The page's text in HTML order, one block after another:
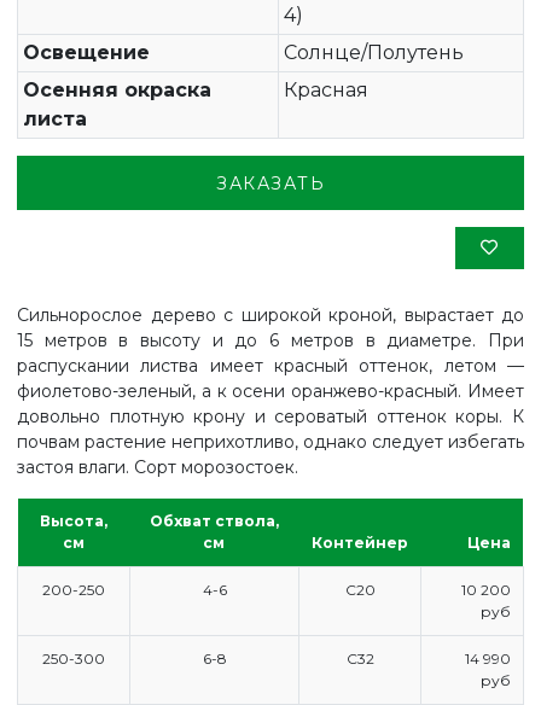
4)
Освещение
Солнце/Полутень
Осенняя окраска
листа
Красная
ЗАКАЗАТЬ
Сильнорослое дерево с широкой кроной, вырастает до
15 метров в высоту и до 6 метров в диаметре. При
распускании листва имеет красный оттенок, летом —
фиолетово-зеленый, а к осени оранжево-красный. Имеет
довольно плотную крону и сероватый оттенок коры. К
почвам растение неприхотливо, однако следует избегать
застоя влаги. Сорт морозостоек.
Высота,
см
Обхват ствола,
см
Контейнер Цена
200-250 4-6 С20
10 200
руб
250-300 6-8 С32
14 990
руб